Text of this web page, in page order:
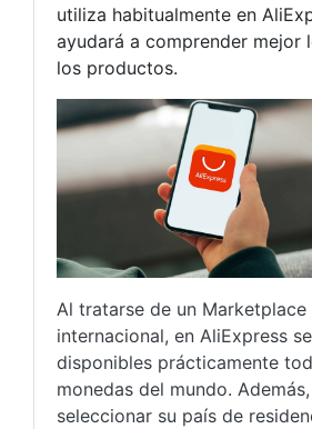
utiliza habitualmente en
ayudará a comprender mejor
los productos.
Al tratarse de un
internacional, en AliExpress
disponibles prácticamente
monedas del mundo.
seleccionar su país de